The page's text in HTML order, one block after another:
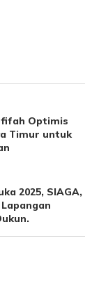
Optimis
Timur untuk
2025, SIAGA,
Lapangan